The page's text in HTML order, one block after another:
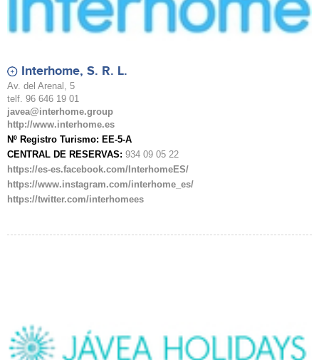
Interhome, S. R. L.
Av. del Arenal, 5
telf. 96 646 19 01
javea@interhome.group
http://www.interhome.es
Nº Registro Turismo: EE-5-A
CENTRAL DE RESERVAS: 934 09 05 22
https://es-es.facebook.com/InterhomeES/
https://www.instagram.com/interhome_es/
https://twitter.com/interhomees